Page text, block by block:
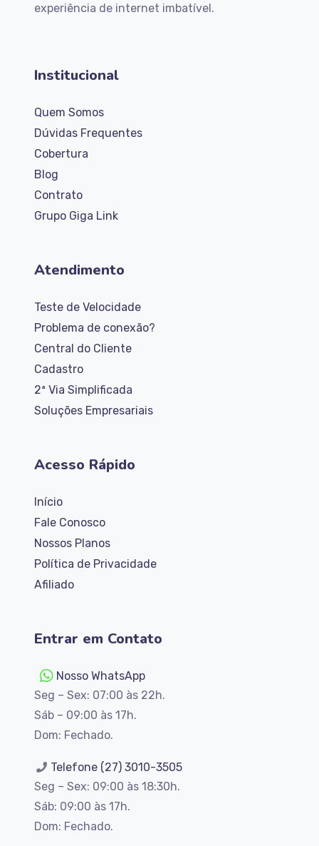
experiência de internet imbatível.
Institucional
Quem Somos
Dúvidas Frequentes
Cobertura
Blog
Contrato
Grupo Giga Link
Atendimento
Teste de Velocidade
Problema de conexão?
Central do Cliente
Cadastro
2ª Via Simplificada
Soluções Empresariais
Acesso Rápido
Início
Fale Conosco
Nossos Planos
Política de Privacidade
Afiliado
Entrar em Contato
Nosso WhatsApp
Seg – Sex: 07:00 às 22h.
Sáb – 09:00 às 17h.
Dom: Fechado.
Telefone (27) 3010-3505
Seg – Sex: 09:00 às 18:30h.
Sáb: 09:00 às 17h.
Dom: Fechado.